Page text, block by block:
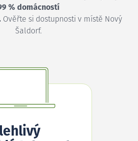
% domácností
Ověřte si dostupnosti v místě Nový
Šaldorf.